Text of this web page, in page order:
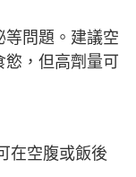
等問題。建議空
，但高劑量可
在空腹或飯後